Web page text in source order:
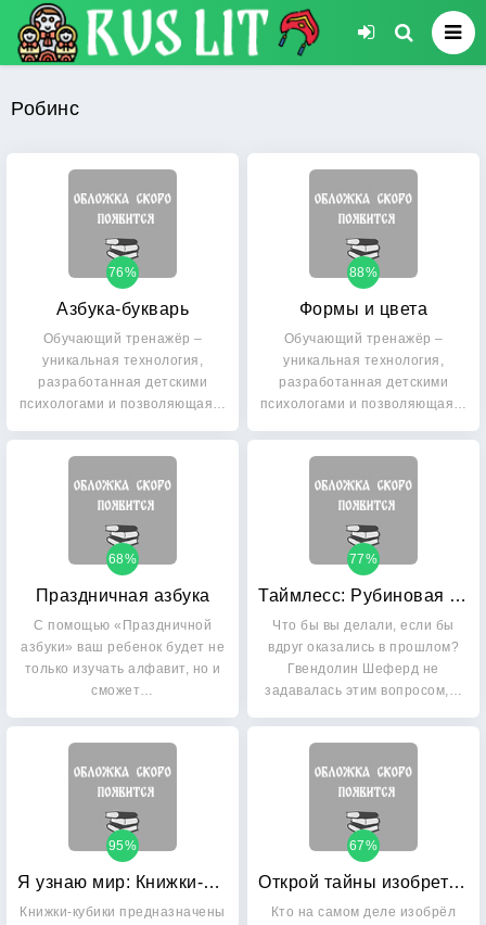
Робинс
Азбука-букварь
76%
Обучающий тренажёр –
уникальная технология,
разработанная детскими
психологами и позволяющая…
Формы и цвета
88%
Обучающий тренажёр –
уникальная технология,
разработанная детскими
психологами и позволяющая…
Праздничная азбука
68%
С помощью «Праздничной
азбуки» ваш ребенок будет не
только изучать алфавит, но и
сможет…
Таймлесс: Рубиновая книга
77%
Что бы вы делали, если бы
вдруг оказались в прошлом?
Гвендолин Шеферд не
задавалась этим вопросом,…
Я узнаю мир: Книжки-кубики
95%
Книжки-кубики предназначены
Открой тайны изобретений
67%
Кто на самом деле изобрёл